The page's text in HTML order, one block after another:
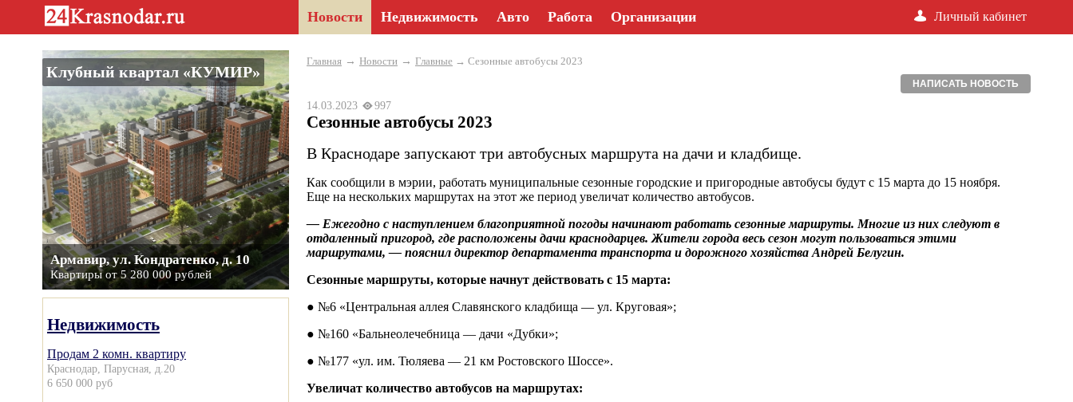
Новости Недвижимость Авто Работа Организации Личный кабинет
Клубный квартал «КУМИР»
Армавир, ул. Кондратенко, д. 10
Квартиры от 5 280 000 рублей
Недвижимость
Продам 2 комн. квартиру
Краснодар, Парусная, д.20
6 650 000 руб
Главная → Новости → Главные → Сезонные автобусы 2023
НАПИСАТЬ НОВОСТЬ
14.03.2023 997
Сезонные автобусы 2023
В Краснодаре запускают три автобусных маршрута на дачи и кладбище.
Как сообщили в мэрии, работать муниципальные сезонные городские и пригородные автобусы будут с 15 марта до 15 ноября.
Еще на нескольких маршрутах на этот же период увеличат количество автобусов.
— Ежегодно с наступлением благоприятной погоды начинают работать сезонные маршруты. Многие из них следуют в
отдаленный пригород, где расположены дачи краснодарцев. Жители города весь сезон могут пользоваться этими
маршрутами, — пояснил директор департамента транспорта и дорожного хозяйства Андрей Белугин.
Сезонные маршруты, которые начнут действовать с 15 марта:
● №6 «Центральная аллея Славянского кладбища — ул. Круговая»;
● №160 «Бальнеолечебница — дачи «Дубки»;
● №177 «ул. им. Тюляева — 21 км Ростовского Шоссе».
Увеличат количество автобусов на маршрутах: